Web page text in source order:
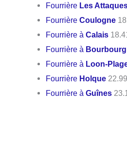
Fourrière Les
FourrièreCoulogne
Fourrière àCalais
Fourrière à Bourbourg
Fourrière à Loon-
Fourrière Holque
Fourrière àGuînes